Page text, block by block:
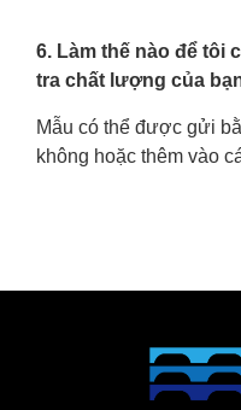
6. Làm thế nào để tôi
tra chất lượng của
Mẫu có thể được gửi
không hoặc thêm vào